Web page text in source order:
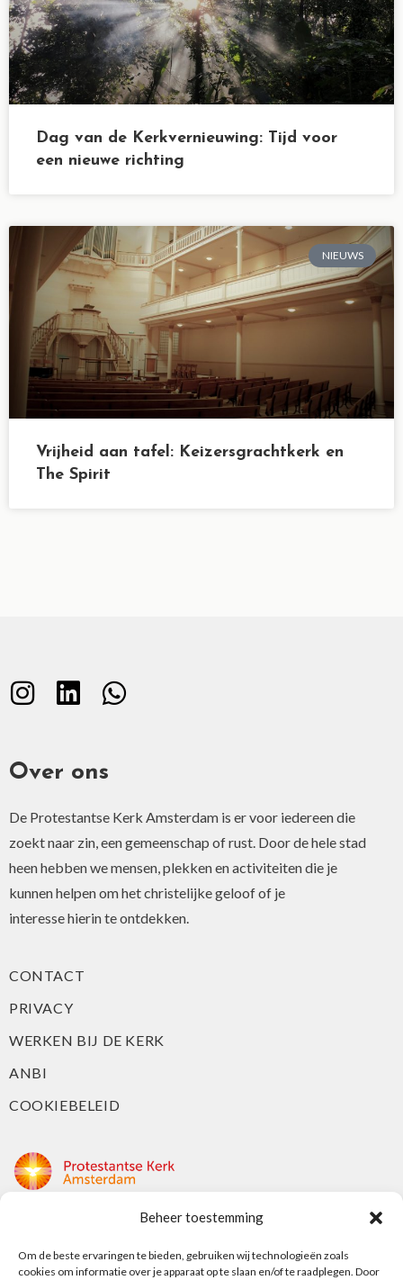
Beheer toestemming
Om de beste ervaringen te bieden, gebruiken wij technologieën zoals
cookies om informatie over je apparaat op te slaan en/of te raadplegen. Door
Dag van de Kerkvernieuwing: Tijd voor
een nieuwe richting
NIEUWS
Vrijheid aan tafel: Keizersgrachtkerk en
The Spirit
Over ons
De Protestantse Kerk Amsterdam is er voor iedereen die
zoekt naar zin, een gemeenschap of rust. Door de hele stad
heen hebben we mensen, plekken en activiteiten die je
kunnen helpen om het christelijke geloof of je
interesse hierin te ontdekken.
CONTACT
PRIVACY
WERKEN BIJ DE KERK
ANBI
COOKIEBELEID
Nieuwe Herengracht 18